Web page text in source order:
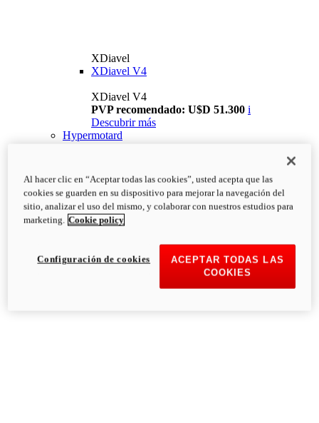
XDiavel
XDiavel V4
XDiavel V4
PVP recomendado: U$D 51.300 i
Descubrir más
Hypermotard
Al hacer clic en “Aceptar todas las cookies”, usted acepta que las
cookies se guarden en su dispositivo para mejorar la navegación del
sitio, analizar el uso del mismo, y colaborar con nuestros estudios para
marketing. Cookie policy
ACEPTAR TODAS LAS
COOKIES
Configuración de cookies